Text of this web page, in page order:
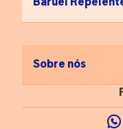
Baruel
Sobre nós